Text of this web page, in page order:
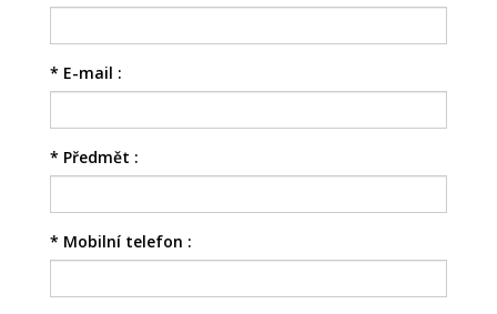
* E-mail :
* Předmět :
* Mobilní telefon :